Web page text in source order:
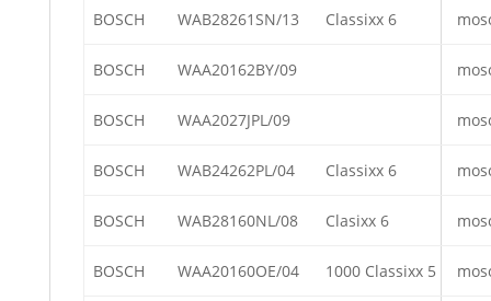
BOSCH WAB28261SN/13 Classixx 6
BOSCH WAA20162BY/09
BOSCH WAA2027JPL/09
BOSCH WAB24262PL/04 Classixx 6
BOSCH WAB28160NL/08 Clasixx 6
BOSCH WAA20160OE/04 1000 Classixx 5